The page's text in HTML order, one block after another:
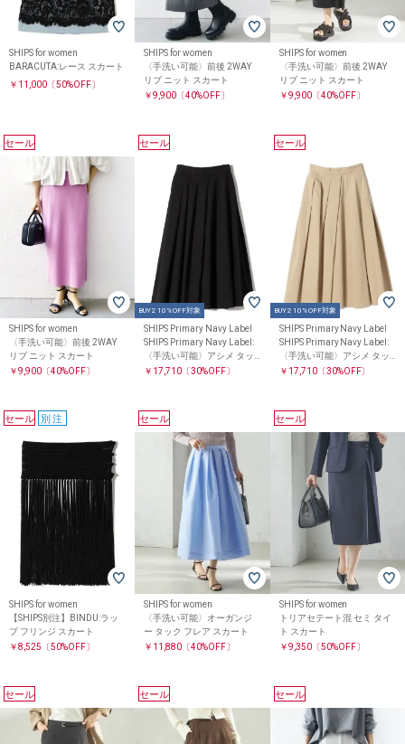
SHIPS for women
BARACUTA:レース スカート
￥11,000〔50%OFF〕
SHIPS for women
〈手洗い可能〉前後 2WAY
リブ ニット スカート
￥9,900 〔40%OFF〕
SHIPS for women
〈手洗い可能〉前後 2WAY
リブ ニット スカート
￥9,900〔40%OFF〕
セール
SHIPS for women
〈手洗い可能〉前後 2WAY
リブ ニット スカート
￥9,900〔40%OFF〕
セール
BUY2 10%OFF対象
SHIPS Primary Navy Label
SHIPS Primary Navy Label:
〈手洗い可能〉アシメ タッ
ク スカート
￥17,710 〔30%OFF〕
セール
BUY2 10%OFF対象
SHIPS Primary Navy Label
SHIPS Primary Navy Label:
〈手洗い可能〉アシメ タッ
ク スカート
￥17,710〔30%OFF〕
セール 別注
SHIPS for women
【SHIPS別注】BINDU:ラッ
プ フリンジ スカート
￥8,525 〔50%OFF〕
セール
SHIPS for women
〈手洗い可能〉オーガンジ
ー タック フレア スカート
￥11,880 〔40%OFF〕
セール
SHIPS for women
トリアセテート混 セミ タイ
ト スカート
￥9,350〔50%OFF〕
セール セール セール